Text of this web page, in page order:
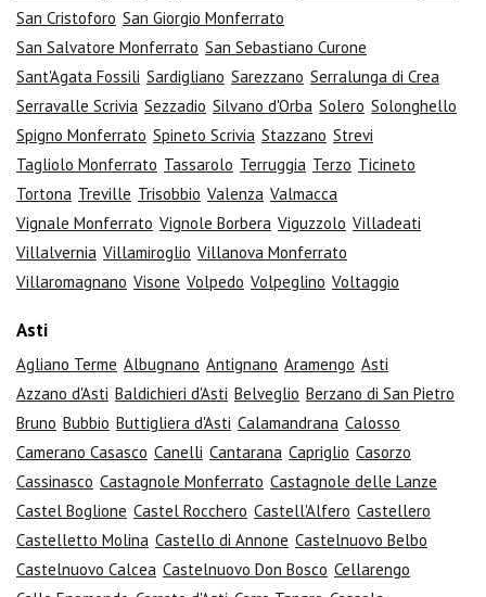
San Cristoforo San Giorgio Monferrato
San Salvatore Monferrato San Sebastiano Curone
Sant'Agata Fossili Sardigliano Sarezzano Serralunga di Crea
Serravalle Scrivia Sezzadio Silvano d'Orba Solero Solonghello
Spigno Monferrato Spineto Scrivia Stazzano Strevi
Tagliolo Monferrato Tassarolo Terruggia Terzo Ticineto
Tortona Treville Trisobbio Valenza Valmacca
Vignale Monferrato Vignole Borbera Viguzzolo Villadeati
Villalvernia Villamiroglio Villanova Monferrato
Villaromagnano Visone Volpedo Volpeglino Voltaggio
Asti
Agliano Terme Albugnano Antignano Aramengo Asti
Azzano d'Asti Baldichieri d'Asti Belveglio Berzano di San Pietro
Bruno Bubbio Buttigliera d'Asti Calamandrana Calosso
Camerano Casasco Canelli Cantarana Capriglio Casorzo
Cassinasco Castagnole Monferrato Castagnole delle Lanze
Castel Boglione Castel Rocchero Castell'Alfero Castellero
Castelletto Molina Castello di Annone Castelnuovo Belbo
Castelnuovo Calcea Castelnuovo Don Bosco Cellarengo